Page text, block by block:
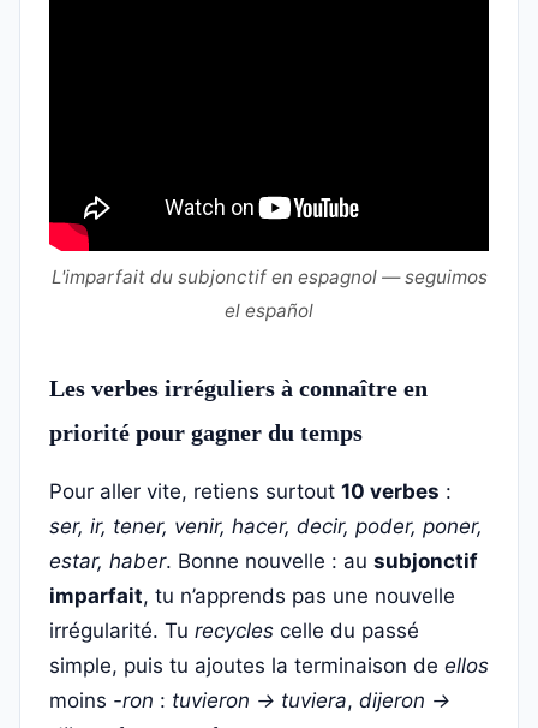
L'imparfait du subjonctif en espagnol — seguimos
el español
Les verbes irréguliers à connaître en
priorité pour gagner du temps
Pour aller vite, retiens surtout 10 verbes :
ser, ir, tener, venir, hacer, decir, poder, poner,
estar, haber. Bonne nouvelle : au subjonctif
imparfait, tu n’apprends pas une nouvelle
irrégularité. Tu recycles celle du passé
simple, puis tu ajoutes la terminaison de ellos
moins -ron : tuvieron → tuviera, dijeron →